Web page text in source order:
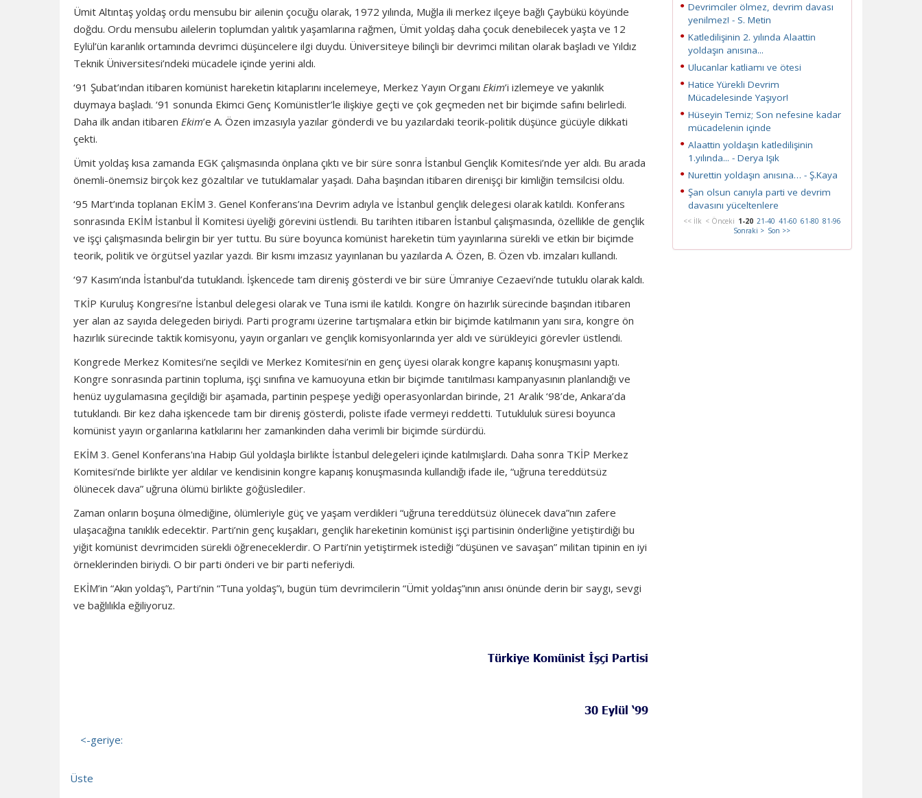
Ümit Altıntaş yoldaş ordu mensubu bir ailenin çocuğu olarak, 1972 yılında, Muğla ili merkez ilçeye bağlı Çaybükü köyünde
doğdu. Ordu mensubu ailelerin toplumdan yalıtık yaşamlarına rağmen, Ümit yoldaş daha çocuk denebilecek yaşta ve 12
Eylül’ün karanlık ortamında devrimci düşüncelere ilgi duydu. Üniversiteye bilinçli bir devrimci militan olarak başladı ve Yıldız
Teknik Üniversitesi’ndeki mücadele içinde yerini aldı.
‘91 Şubat’ından itibaren komünist hareketin kitaplarını incelemeye, Merkez Yayın Organı Ekim’i izlemeye ve yakınlık
duymaya başladı. ‘91 sonunda Ekimci Genç Komünistler’le ilişkiye geçti ve çok geçmeden net bir biçimde safını belirledi.
Daha ilk andan itibaren Ekim’e A. Özen imzasıyla yazılar gönderdi ve bu yazılardaki teorik-politik düşünce gücüyle dikkati
çekti.
Ümit yoldaş kısa zamanda EGK çalışmasında önplana çıktı ve bir süre sonra İstanbul Gençlik Komitesi’nde yer aldı. Bu arada
önemli-önemsiz birçok kez gözaltılar ve tutuklamalar yaşadı. Daha başından itibaren direnişçi bir kimliğin temsilcisi oldu.
‘95 Mart’ında toplanan EKİM 3. Genel Konferans’ına Devrim adıyla ve İstanbul gençlik delegesi olarak katıldı. Konferans
sonrasında EKİM İstanbul İl Komitesi üyeliği görevini üstlendi. Bu tarihten itibaren İstanbul çalışmasında, özellikle de gençlik
ve işçi çalışmasında belirgin bir yer tuttu. Bu süre boyunca komünist hareketin tüm yayınlarına sürekli ve etkin bir biçimde
teorik, politik ve örgütsel yazılar yazdı. Bir kısmı imzasız yayınlanan bu yazılarda A. Özen, B. Özen vb. imzaları kullandı.
‘97 Kasım’ında İstanbul’da tutuklandı. İşkencede tam direniş gösterdi ve bir süre Ümraniye Cezaevi’nde tutuklu olarak kaldı.
TKİP Kuruluş Kongresi’ne İstanbul delegesi olarak ve Tuna ismi ile katıldı. Kongre ön hazırlık sürecinde başından itibaren
yer alan az sayıda delegeden biriydi. Parti programı üzerine tartışmalara etkin bir biçimde katılmanın yanı sıra, kongre ön
hazırlık sürecinde taktik komisyonu, yayın organları ve gençlik komisyonlarında yer aldı ve sürükleyici görevler üstlendi.
Kongrede Merkez Komitesi’ne seçildi ve Merkez Komitesi’nin en genç üyesi olarak kongre kapanış konuşmasını yaptı.
Kongre sonrasında partinin topluma, işçi sınıfına ve kamuoyuna etkin bir biçimde tanıtılması kampanyasının planlandığı ve
henüz uygulamasına geçildiği bir aşamada, partinin peşpeşe yediği operasyonlardan birinde, 21 Aralık ‘98’de, Ankara’da
tutuklandı. Bir kez daha işkencede tam bir direniş gösterdi, poliste ifade vermeyi reddetti. Tutukluluk süresi boyunca
komünist yayın organlarına katkılarını her zamankinden daha verimli bir biçimde sürdürdü.
EKİM 3. Genel Konferans'ına Habip Gül yoldaşla birlikte İstanbul delegeleri içinde katılmışlardı. Daha sonra TKİP Merkez
Komitesi’nde birlikte yer aldılar ve kendisinin kongre kapanış konuşmasında kullandığı ifade ile, “uğruna tereddütsüz
ölünecek dava” uğruna ölümü birlikte göğüslediler.
Zaman onların boşuna ölmediğine, ölümleriyle güç ve yaşam verdikleri “uğruna tereddütsüz ölünecek dava”nın zafere
ulaşacağına tanıklık edecektir. Parti’nin genç kuşakları, gençlik hareketinin komünist işçi partisinin önderliğine yetiştirdiği bu
yiğit komünist devrimciden sürekli öğreneceklerdir. O Parti’nin yetiştirmek istediği “düşünen ve savaşan” militan tipinin en iyi
örneklerinden biriydi. O bir parti önderi ve bir parti neferiydi.
EKİM’in “Akın yoldaş”ı, Parti’nin “Tuna yoldaş”ı, bugün tüm devrimcilerin “Ümit yoldaş”ının anısı önünde derin bir saygı, sevgi
ve bağlılıkla eğiliyoruz.
Türkiye Komünist İşçi Partisi
30 Eylül ‘99
<-geriye:
Üste
Devrimciler ölmez, devrim davası
yenilmez! - S. Metin
Katledilişinin 2. yılında Alaattin
yoldaşın anısına...
Ulucanlar katliamı ve ötesi
Hatice Yürekli Devrim
Mücadelesinde Yaşıyor!
Hüseyin Temiz; Son nefesine kadar
mücadelenin içinde
Alaattin yoldaşın katledilişinin
1.yılında... - Derya Işık
Nurettin yoldaşın anısına… - Ş.Kaya
Şan olsun canıyla parti ve devrim
davasını yüceltenlere
<< İlk < Önceki 1-20 21-40 41-60 61-80 81-96
Sonraki > Son >>